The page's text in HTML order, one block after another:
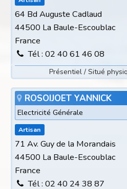
64 Bd Auguste Cadlaud
44500 La Baule-Escoublac
France
Tél : 02 40 61 46 08
Présentiel / Situé
ROSOIJOET YANNICK
Electricité Générale
Artisan
71 Av. Guy de la Morandais
44500 La Baule-Escoublac
France
Tél : 02 40 24 38 87